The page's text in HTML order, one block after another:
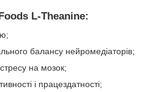
L-Theanine:
балансу нейромедіаторів;
на мозок;
і працездатності;